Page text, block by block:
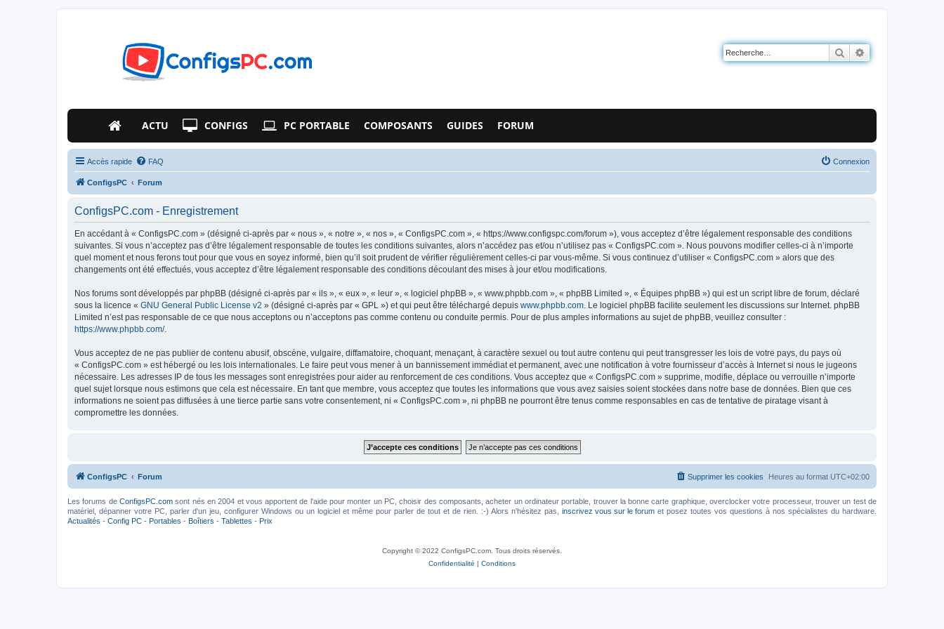
Rechercher
ACTU CONFIGS PC PORTABLE COMPOSANTS GUIDES FORUM
Accès rapide FAQ Connexion
ConfigsPC Forum
ConfigsPC.com - Enregistrement
En accédant à « ConfigsPC.com » (désigné ci-après par « nous », « notre », « nos », « ConfigsPC.com », « https://www.configspc.com/forum »), vous acceptez d’être légalement responsable des conditions
suivantes. Si vous n’acceptez pas d’être légalement responsable de toutes les conditions suivantes, alors n’accédez pas et/ou n’utilisez pas « ConfigsPC.com ». Nous pouvons modifier celles-ci à n’importe
quel moment et nous ferons tout pour que vous en soyez informé, bien qu’il soit prudent de vérifier régulièrement celles-ci par vous-même. Si vous continuez d’utiliser « ConfigsPC.com » alors que des
changements ont été effectués, vous acceptez d’être légalement responsable des conditions découlant des mises à jour et/ou modifications.
Nos forums sont développés par phpBB (désigné ci-après par « ils », « eux », « leur », « logiciel phpBB », « www.phpbb.com », « phpBB Limited », « Équipes phpBB ») qui est un script libre de forum, déclaré
sous la licence « GNU General Public License v2 » (désigné ci-après par « GPL ») et qui peut être téléchargé depuis www.phpbb.com. Le logiciel phpBB facilite seulement les discussions sur Internet. phpBB
Limited n’est pas responsable de ce que nous acceptons ou n’acceptons pas comme contenu ou conduite permis. Pour de plus amples informations au sujet de phpBB, veuillez consulter :
https://www.phpbb.com/.
Vous acceptez de ne pas publier de contenu abusif, obscène, vulgaire, diffamatoire, choquant, menaçant, à caractère sexuel ou tout autre contenu qui peut transgresser les lois de votre pays, du pays où
« ConfigsPC.com » est hébergé ou les lois internationales. Le faire peut vous mener à un bannissement immédiat et permanent, avec une notification à votre fournisseur d’accès à Internet si nous le jugeons
nécessaire. Les adresses IP de tous les messages sont enregistrées pour aider au renforcement de ces conditions. Vous acceptez que « ConfigsPC.com » supprime, modifie, déplace ou verrouille n’importe
quel sujet lorsque nous estimons que cela est nécessaire. En tant que membre, vous acceptez que toutes les informations que vous avez saisies soient stockées dans notre base de données. Bien que ces
informations ne soient pas diffusées à une tierce partie sans votre consentement, ni « ConfigsPC.com », ni phpBB ne pourront être tenus comme responsables en cas de tentative de piratage visant à
compromettre les données.
ConfigsPC Forum Heures au format UTC+02:00
Supprimer les cookies
Les forums de ConfigsPC.comsont nés en 2004 et vous apportent de l'aide pour monter un PC, choisir des composants, acheter un ordinateur portable, trouver la bonne carte graphique, overclocker votre processeur, trouver un test de
matériel, dépanner votre PC, parler d'un jeu, configurer Windows ou un logiciel et même pour parler de tout et de rien. :-) Alors n'hésitez pas, inscrivez vous sur le forum et posez toutes vos questions à nos spécialistes du hardware.
Actualités - Config PC - Portables - Boîtiers - Tablettes - Prix
Copyright © 2022 ConfigsPC.com. Tous droits réservés.
Confidentialité | Conditions